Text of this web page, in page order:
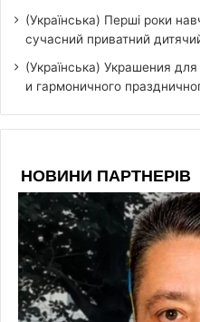
(Українська) Перші роки
сучасний приватний
(Українська) Украшения
и гармоничного